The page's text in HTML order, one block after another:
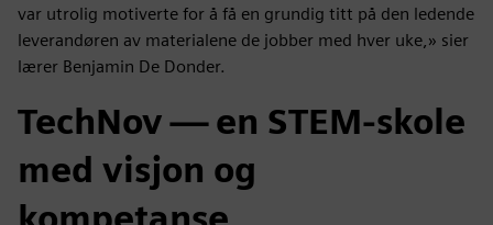
var utrolig motiverte for å få en grundig titt på den ledende
leverandøren av materialene de jobber med hver uke,» sier
lærer Benjamin De Donder.
TechNov — en STEM-skole
med visjon og